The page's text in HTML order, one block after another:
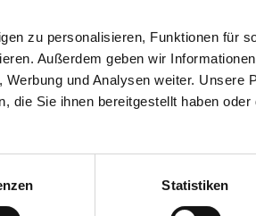
zu personalisieren, Funktionen für
Außerdem geben wir
und Analysen weiter. Unsere
die Sie ihnen bereitgestellt haben
Statistiken